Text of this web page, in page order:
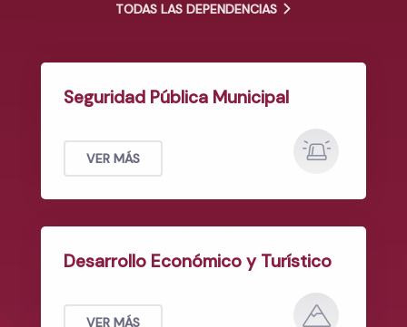
TODAS LAS DEPENDENCIAS
Seguridad Pública Municipal
VER MÁS
Desarrollo Económico y Turístico
VER MÁS